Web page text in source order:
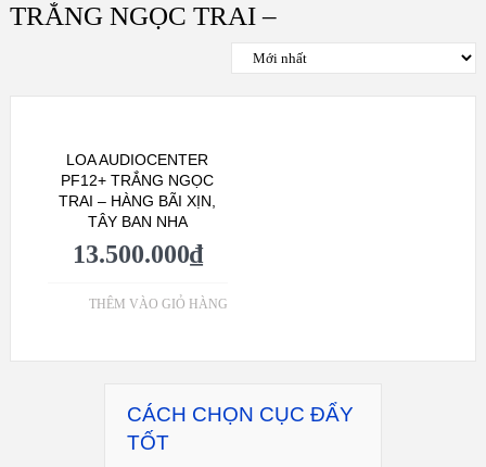
TRẮNG NGỌC TRAI –
LOA AUDIOCENTER
PF12+ TRẮNG NGỌC
TRAI – HÀNG BÃI XỊN,
TÂY BAN NHA
13.500.000₫
THÊM VÀO GIỎ HÀNG
CÁCH CHỌN CỤC ĐẨY
TỐT